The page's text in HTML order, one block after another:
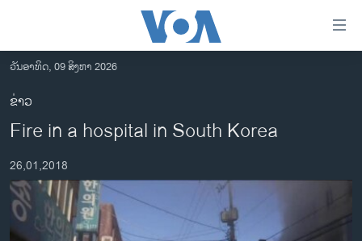
ເຂົ້າ
ຫາ
ຂ້າມ
ຂ້າມ
ໄປ
ຫາ
ຊອກ
ຄົ້ນ
ອາເມຣິກາ
ການເລືອກຕັ້ງ ປະທານາທີບໍດີ ສະຫະລັດ 2024
ຂ່າວ​ຈີນ
ໂລກ
ວັນອາທິດ, 09 ສິງຫາ 2026
ຂ່າວ
Fire in a hospital in South Korea
26,01,2018